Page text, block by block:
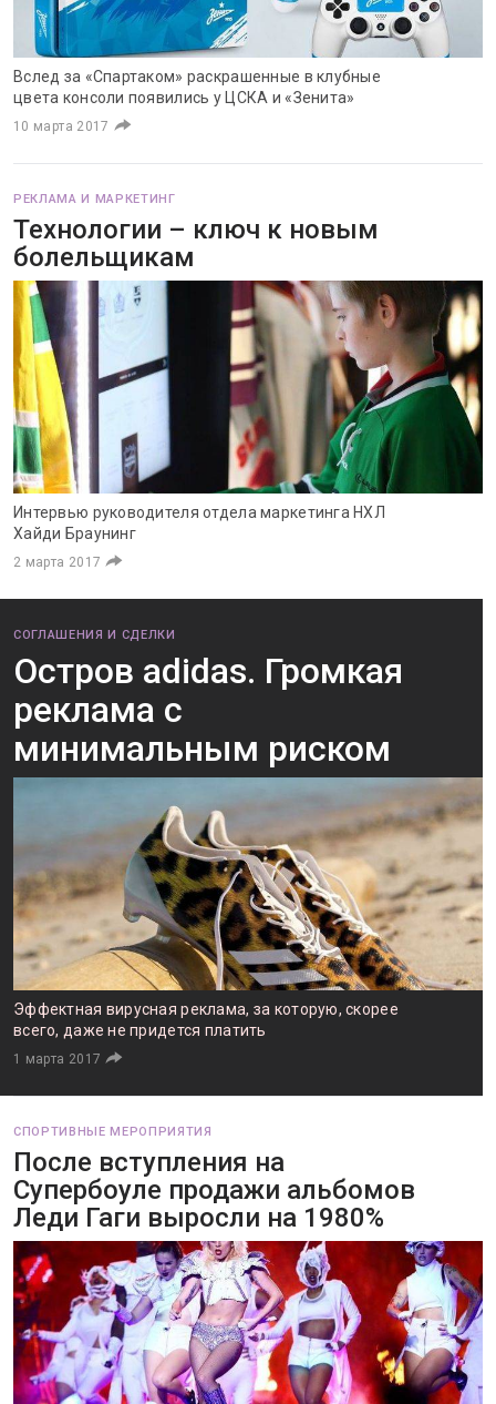
Вслед за «Спартаком» раскрашенные в клубные
цвета консоли появились у ЦСКА и «Зенита»
10 марта 2017
РЕКЛАМА И МАРКЕТИНГ
Технологии – ключ к новым
болельщикам
Интервью руководителя отдела маркетинга НХЛ
Хайди Браунинг
2 марта 2017
СОГЛАШЕНИЯ И СДЕЛКИ
Остров adidas. Громкая
реклама с
минимальным риском
Эффектная вирусная реклама, за которую, скорее
всего, даже не придется платить
1 марта 2017
СПОРТИВНЫЕ МЕРОПРИЯТИЯ
После вступления на
Супербоуле продажи альбомов
Леди Гаги выросли на 1980%